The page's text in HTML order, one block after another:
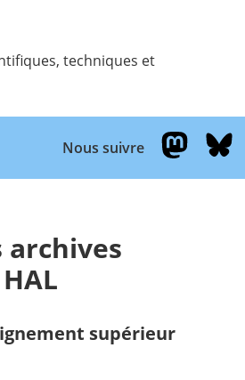
techniques et
Nous suivre
supérieur